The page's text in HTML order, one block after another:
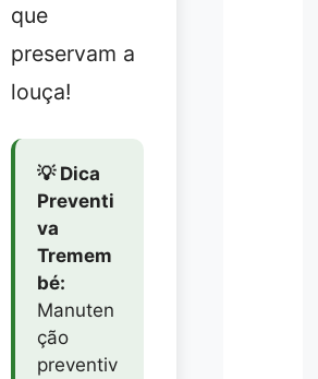
que
preservam a
louça!
💡 Dica
Preventi
va
Tremem
bé:
Manuten
ção
preventiv